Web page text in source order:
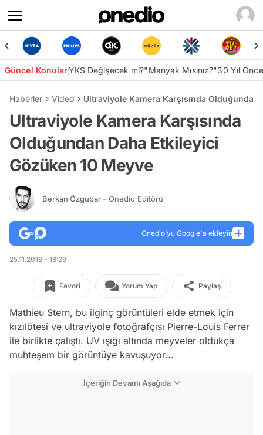
Güncel KonularYKS Değişecek mi?"Manyak Mısınız?"30 Yıl
Haberler Video Ultraviyole Kamera Karşısında
Ultraviyole Kamera Karşısında
Olduğundan Daha Etkileyici
Gözüken 10 Meyve
Berkan Özgubar - Onedio Editörü
Onedio’yu Google'a ekleyin
25.11.2016 - 18:29
Favori Yorum Yap Paylaş
Mathieu Stern, bu ilginç görüntüleri elde etmek için
kızılötesi ve ultraviyole fotoğrafçısı Pierre-Louis Ferrer
ile birlikte çalıştı. UV ışığı altında meyveler oldukça
muhteşem bir görüntüye kavuşuyor...
İçeriğin Devamı Aşağıda